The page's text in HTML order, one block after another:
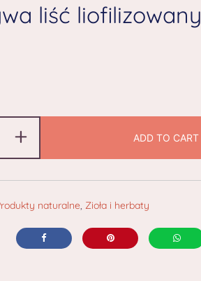
liść liofilizowany
+ ADD TO CART
naturalne, Zioła i herbaty